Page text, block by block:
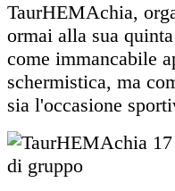
TaurHEMAchia,
ormai alla sua
come immancabile
schermistica, ma
sia l'occasione